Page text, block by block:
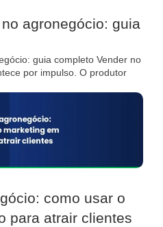
agronegócio: guia
guia completo Vender no
por impulso. O produtor
como usar o
para atrair clientes